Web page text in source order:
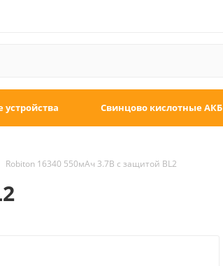
Свинцово кислотные АКБ
Robiton 16340 550мАч 3.7В с защитой BL2